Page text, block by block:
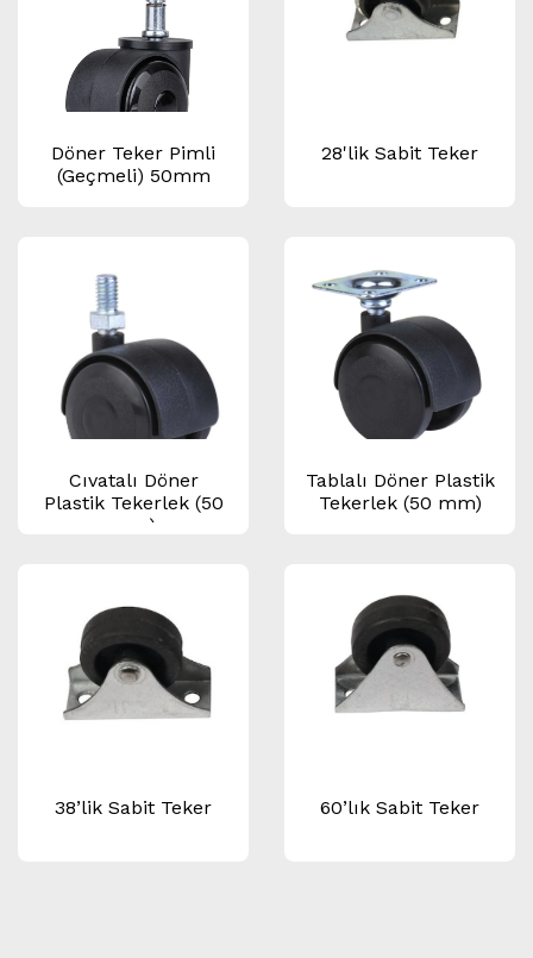
Döner Teker Pimli
(Geçmeli) 50mm
28'lik Sabit Teker
Cıvatalı Döner
Plastik Tekerlek (50
mm)
Tablalı Döner Plastik
Tekerlek (50 mm)
38’lik Sabit Teker 60’lık Sabit Teker